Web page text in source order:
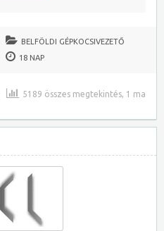
BELFÖLDI GÉPKOCSIVEZETŐ
18 NAP
5189 összes megtekintés, 1 ma